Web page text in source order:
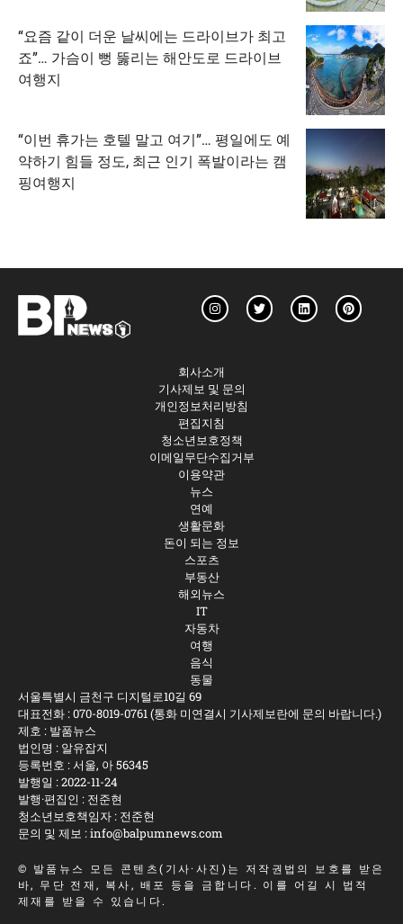
“요즘 같이 더운 날씨에는 드라이브가 최고
죠”… 가슴이 뻥 뚫리는 해안도로 드라이브
여행지
“이번 휴가는 호텔 말고 여기”… 평일에도 예
약하기 힘들 정도, 최근 인기 폭발이라는 캠
핑여행지
회사소개
기사제보 및 문의
개인정보처리방침
편집지침
청소년보호정책
이메일무단수집거부
이용약관
뉴스
연예
생활문화
돈이 되는 정보
스포츠
부동산
해외뉴스
IT
자동차
여행
음식
동물
서울특별시 금천구 디지털로10길 69
대표전화 :070-8019-0761(통화 미연결시 기사제보란에 문의 바랍니다.)
제호 : 발품뉴스
법인명 : 알유잡지
등록번호 : 서울, 아 56345
발행일 : 2022-11-24
발행·편집인 : 전준현
청소년보호책임자 : 전준현
문의 및 제보 :info@balpumnews.com
© 발품뉴스
모든 콘텐츠(기사·사진)는 저작권법의 보호를 받은
바, 무단 전재, 복사, 배포 등을 금합니다. 이를 어길 시 법적
제재를 받을 수 있습니다.